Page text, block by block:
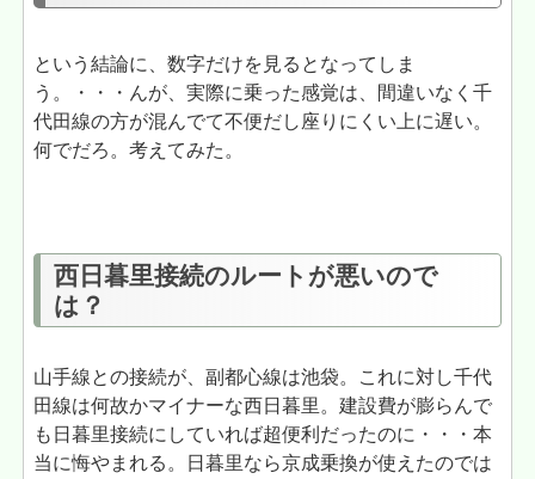
という結論に、数字だけを見るとなってしま
う。・・・んが、実際に乗った感覚は、間違いなく千
代田線の方が混んでて不便だし座りにくい上に遅い。
何でだろ。考えてみた。
西日暮里接続のルートが悪いので
は？
山手線との接続が、副都心線は池袋。これに対し千代
田線は何故かマイナーな西日暮里。建設費が膨らんで
も日暮里接続にしていれば超便利だったのに・・・本
当に悔やまれる。日暮里なら京成乗換が使えたのでは